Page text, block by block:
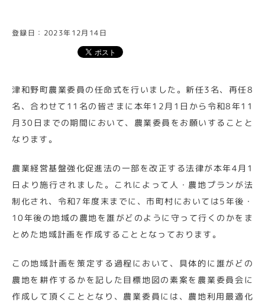
登録日：2023年12月14日
津和野町農業委員の任命式を行いました。新任3名、再任8
名、合わせて11名の皆さまに本年12月1日から令和8年11
月30日までの期間において、農業委員をお願いすることと
なります。
農業経営基盤強化促進法の一部を改正する法律が本年4月1
日より施行されました。これによって人・農地プランが法
制化され、令和7年度末までに、市町村においては5年後・
10年後の地域の農地を誰がどのように守って行くのかをま
とめた地域計画を作成することとなっております。
この地域計画を策定する過程において、具体的に誰がどの
農地を耕作するかを記した目標地図の素案を農業委員会に
作成して頂くこととなり、農業委員には、農地利用最適化